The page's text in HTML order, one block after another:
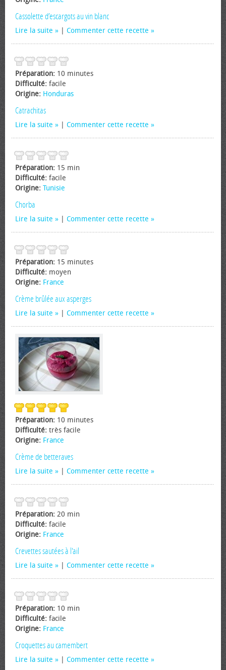
Cassolette d’escargots au vin blanc
Lire la suite Commenter cette recette
Préparation: 10 minutes
Difficulté: facile
Origine: Honduras
Catrachitas
Lire la suite Commenter cette recette
Préparation: 15 min
Difficulté: facile
Origine: Tunisie
Chorba
Lire la suite Commenter cette recette
Préparation: 15 minutes
Difficulté: moyen
Origine: France
Crème brûlée aux asperges
Lire la suite Commenter cette recette
Préparation: 10 minutes
Difficulté: très facile
Origine: France
Crème de betteraves
Lire la suite Commenter cette recette
Préparation: 20 min
Difficulté: facile
Origine: France
Crevettes sautées à l'ail
Lire la suite Commenter cette recette
Préparation: 10 min
Difficulté: facile
Origine: France
Croquettes au camembert
Lire la suite Commenter cette recette